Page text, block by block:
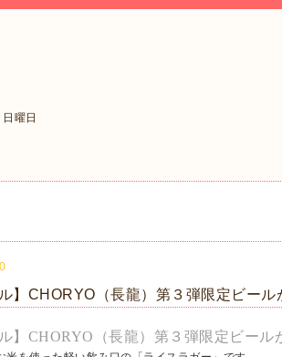
曜日
】CHORYO（長龍）第３弾限定ビール
】CHORYO（長龍）第３弾限定ビール